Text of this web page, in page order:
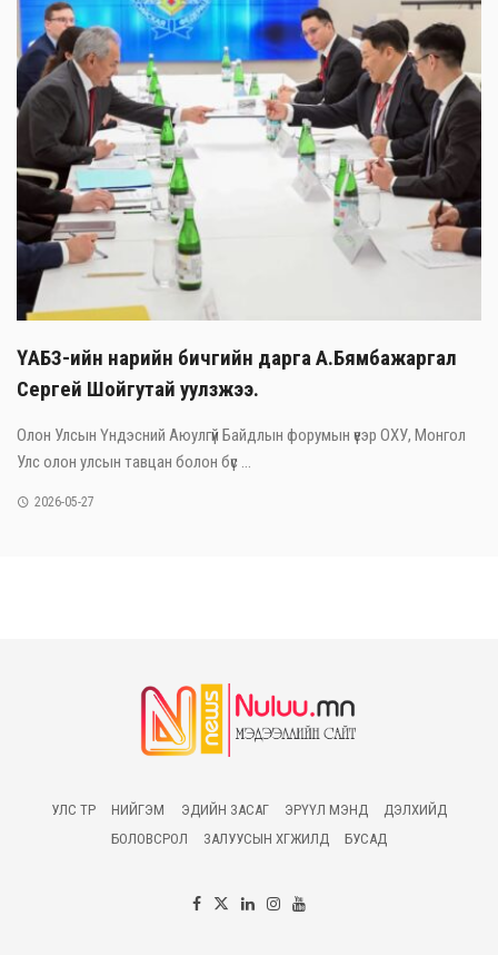
ҮАБЗ-ийн нарийн бичгийн дарга А.Бямбажаргал
Сергей Шойгутай уулзжээ.
Олон Улсын Үндэсний Аюулгүй Байдлын форумын үеэр ОХУ, Монгол
Улс олон улсын тавцан болон бүс ...
2026-05-27
УЛС ТӨР НИЙГЭМ ЭДИЙН ЗАСАГ ЭРҮҮЛ МЭНД
ДЭЛХИЙД
БОЛОВСРОЛ
ЗАЛУУСЫН ХӨГЖИЛД БУСАД